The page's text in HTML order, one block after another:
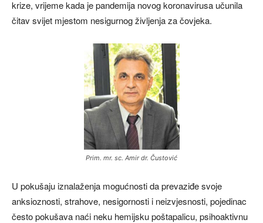
krize, vrijeme kada je pandemija novog koronavirusa učunila
čitav svijet mjestom nesigurnog življenja za čovjeka.
Prim. mr. sc. Amir dr. Čustović
U pokušaju iznalaženja mogućnosti da prevaziđe svoje
anksioznosti, strahove, nesigornosti i neizvjesnosti, pojedinac
često pokušava naći neku hemijsku poštapalicu, psihoaktivnu